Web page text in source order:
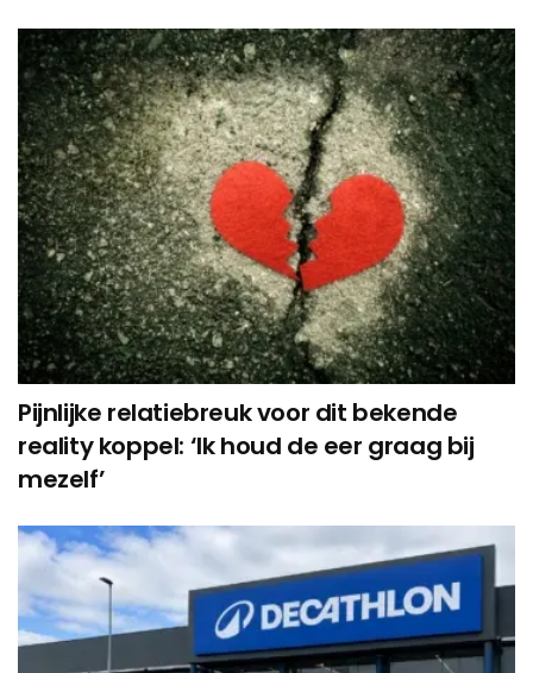
Pijnlijke relatiebreuk voor dit bekende
reality koppel: ‘Ik houd de eer graag bij
mezelf’